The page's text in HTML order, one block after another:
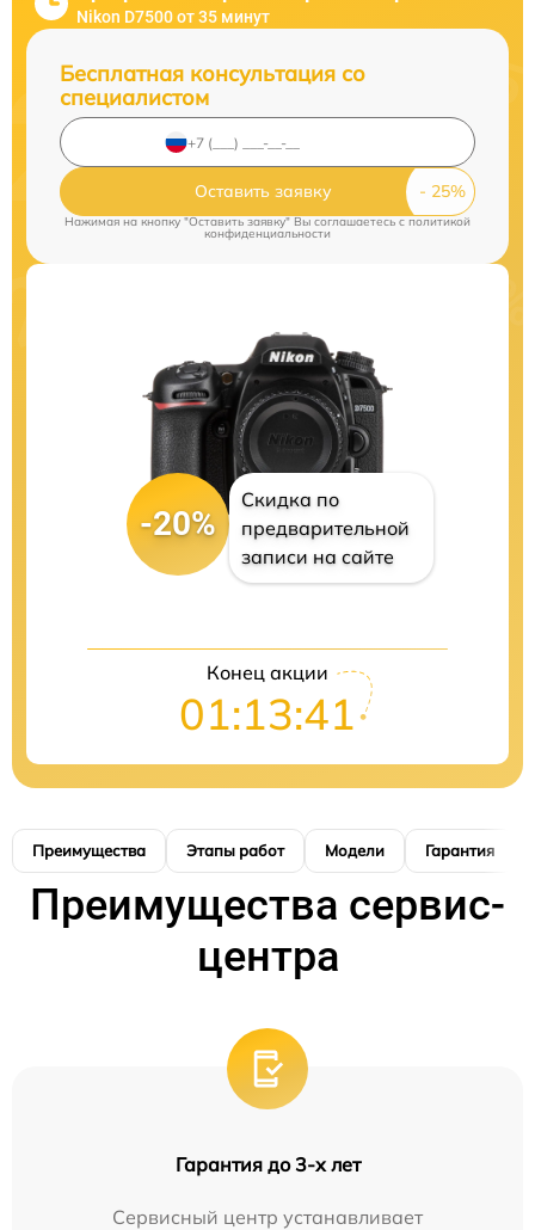
Nikon D7500 от 35 минут
Бесплатная консультация со
специалистом
Оставить заявку
Нажимая на кнопку "Оставить заявку" Вы соглашаетесь cполитикой
конфиденциальности
-20%
Скидка по
предварительной
записи на сайте
Конец акции
01:13:40
Преимущества Этапы работ Модели Гарантия
Преимущества сервис-
центра
Гарантия до 3-х лет
Сервисный центр устанавливает